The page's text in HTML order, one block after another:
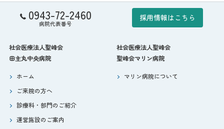
0943-72-2460
病院代表番号
採用情報はこちら
社会医療法人聖峰会
田主丸中央病院
ホーム
ご来院の方へ
診療科・部門のご紹介
運営施設のご案内
社会医療法人聖峰会
聖峰会マリン病院
マリン病院について